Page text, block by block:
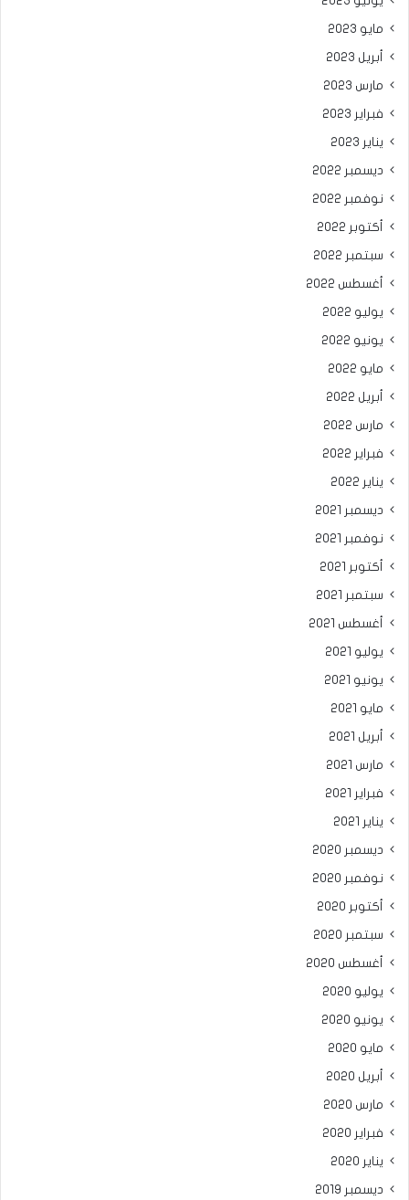
مايو 2023
أبريل 2023
مارس 2023
فبراير 2023
يناير 2023
ديسمبر 2022
نوفمبر 2022
أكتوبر 2022
سبتمبر 2022
أغسطس 2022
يوليو 2022
يونيو 2022
مايو 2022
أبريل 2022
مارس 2022
فبراير 2022
يناير 2022
ديسمبر 2021
نوفمبر 2021
أكتوبر 2021
سبتمبر 2021
أغسطس 2021
يوليو 2021
يونيو 2021
مايو 2021
أبريل 2021
مارس 2021
فبراير 2021
يناير 2021
ديسمبر 2020
نوفمبر 2020
أكتوبر 2020
سبتمبر 2020
أغسطس 2020
يوليو 2020
يونيو 2020
مايو 2020
أبريل 2020
مارس 2020
فبراير 2020
يناير 2020
ديسمبر 2019